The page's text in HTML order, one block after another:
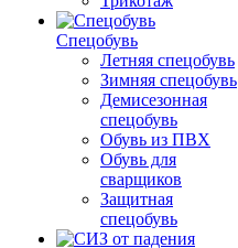
Спецобувь
Летняя спецобувь
Зимняя спецобувь
Демисезонная
спецобувь
Обувь из ПВХ
Обувь для
сварщиков
Защитная
спецобувь